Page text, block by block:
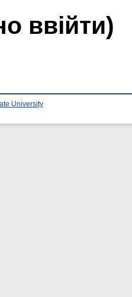
ввійти)
University